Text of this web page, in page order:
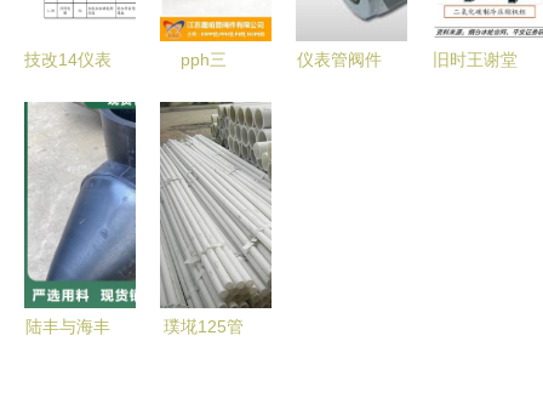
统集成新高
价值选购指
技改14仪表
清单及审批
表编制要求
pph三
明管阀件
查看
仪表管阀件
旧时王谢堂
陆丰与海丰
璞埖125管